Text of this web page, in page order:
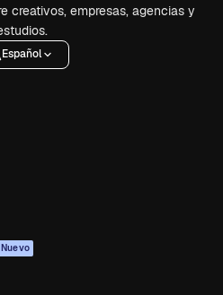
creativos, empresas, agencias y
Español
Nuevo